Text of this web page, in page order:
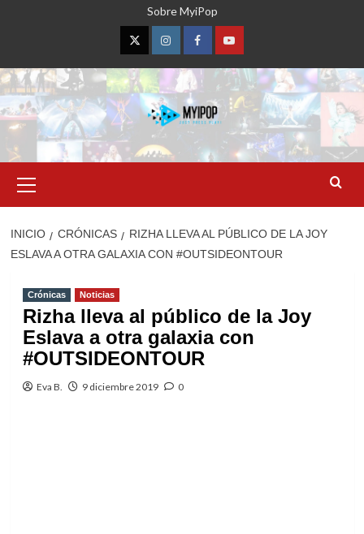
Sobre MyiPop
TwitterInstagramFacebookYouTube
primario
INICIO CRÓNICAS
RIZHA LLEVA AL PÚBLICO DE LA JOY
ESLAVA A OTRA GALAXIA CON #OUTSIDEONTOUR
Crónicas Noticias
Rizha lleva al público de la Joy
Eslava a otra galaxia con
#OUTSIDEONTOUR
Eva B. 9 diciembre 2019 0